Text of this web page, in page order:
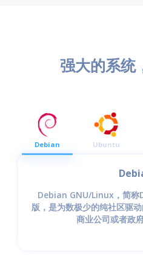
强大的系统
Debian Ubuntu
Debian GNU/Linux，简
版，是为数极少的纯社区驱
商业公司或者政